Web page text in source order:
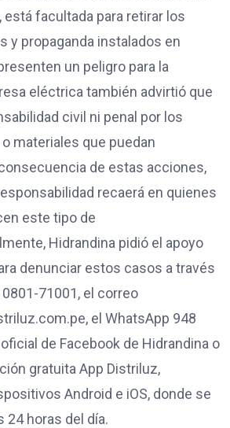
facultada para retirar los
y propaganda instalados en
un peligro para la
eléctrica también advirtió que
civil ni penal por los
materiales que puedan
de estas acciones,
recaerá en quienes
este tipo de
Hidrandina pidió el apoyo
denunciar estos casos a través
71001, el correo
el WhatsApp 948
de Facebook de Hidrandina o
gratuita App Distriluz,
Android e iOS, donde se
24 horas del día.